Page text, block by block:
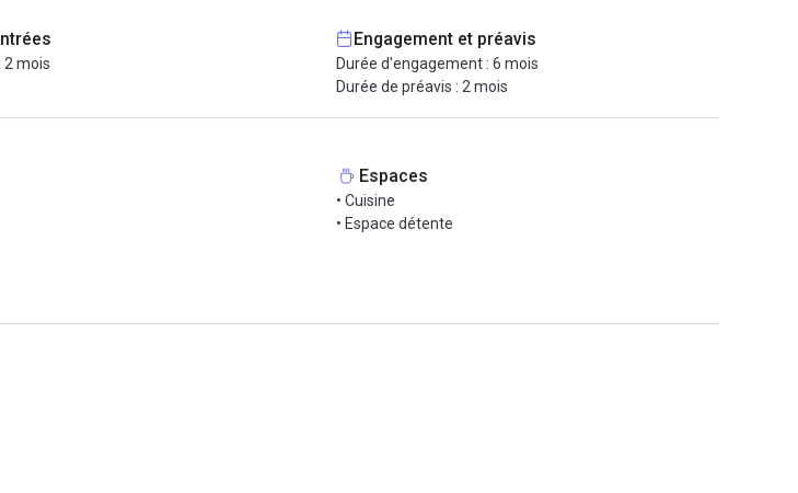
charges, et services comme internet fibré par exemple.
2 mois
Engagement et préavis
Durée d'engagement : 6 mois
Durée de préavis : 2 mois
Espaces
• Cuisine
• Espace détente